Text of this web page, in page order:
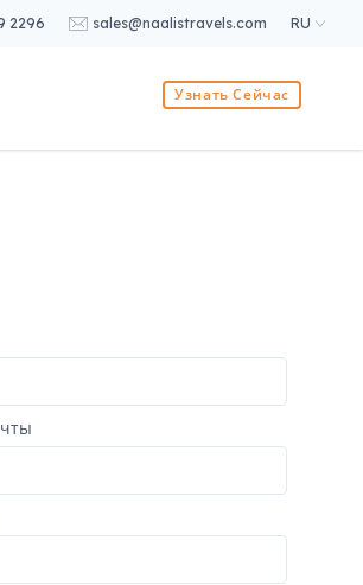
2296 sales@naalistravels.com RU
Узнать Сейчас